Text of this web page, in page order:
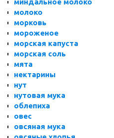
миндальное молоко
молоко
морковь
мороженое
морская капуста
морская соль
мята
нектарины
нут
нутовая мука
облепиха
овес
овсяная мука